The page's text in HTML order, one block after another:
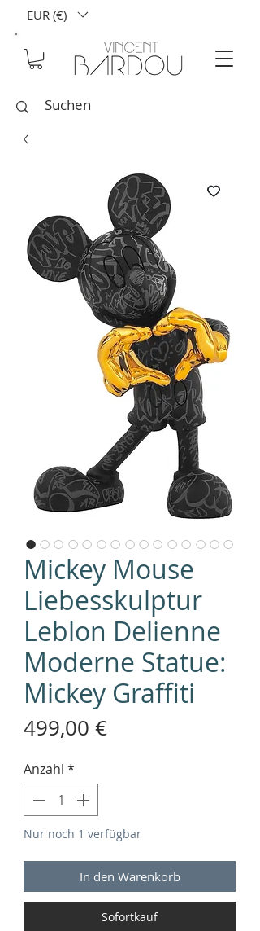
EUR (€)
Mickey Mouse
Liebesskulptur
Leblon Delienne
Moderne Statue:
Mickey Graffiti
499,00 €Preis
Anzahl *
Nur noch 1 verfügbar
In den Warenkorb
Sofortkauf